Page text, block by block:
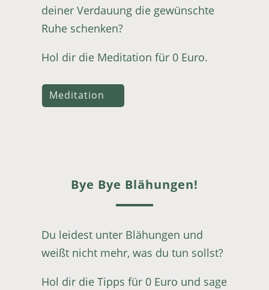
deiner Verdauung die gewünschte
Ruhe schenken?
Hol dir die Meditation für 0 Euro.
Meditation
Bye Bye Blähungen!
Du leidest unter Blähungen und
weißt nicht mehr, was du tun sollst?
Hol dir die Tipps für 0 Euro und sage